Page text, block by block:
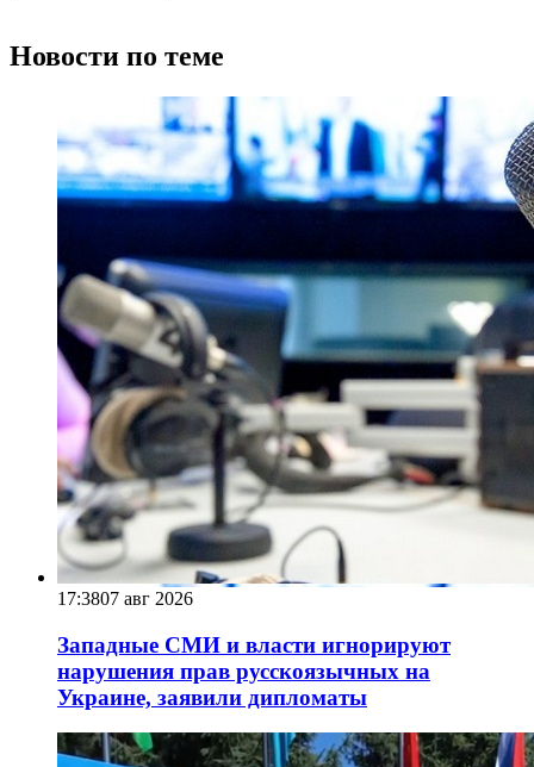
Новости по теме
17:3807 авг 2026
Западные СМИ и власти игнорируют
нарушения прав русскоязычных на
Украине, заявили дипломаты